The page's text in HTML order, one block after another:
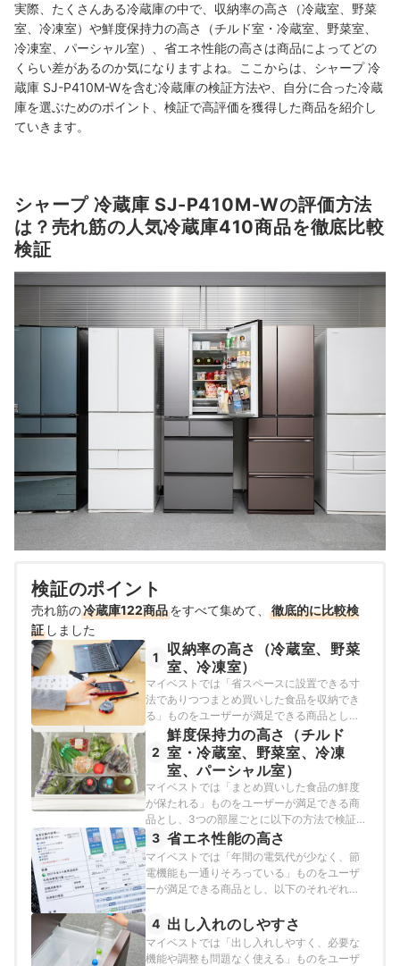
実際、たくさんある冷蔵庫の中で、収納率の高さ（冷蔵室、野菜
室、冷凍室）や鮮度保持力の高さ（チルド室・冷蔵室、野菜室、
冷凍室、パーシャル室）、省エネ性能の高さは商品によってどの
くらい差があるのか気になりますよね。ここからは、シャープ 冷
蔵庫 SJ-P410M-Wを含む冷蔵庫の検証方法や、自分に合った冷蔵
庫を選ぶためのポイント、検証で高評価を獲得した商品を紹介し
ていきます。
シャープ 冷蔵庫 SJ-P410M-Wの評価方法
は？売れ筋の人気冷蔵庫410商品を徹底比較
検証
検証のポイント
売れ筋の冷蔵庫122商品をすべて集めて、
徹底的に比較検
証 しました
1
収納率の高さ（冷蔵室、野菜
室、冷凍室）
マイベストでは「省スペースに設置できる寸
法でありつつまとめ買いした食品を収納でき
る」ものをユーザーが満足できる商品とし、
その基準を冷蔵室は33.5%、野菜室は13%、
冷凍室15%以上と定めて以下の方法で検証を
行いました。
2
鮮度保持力の高さ（チルド
室・冷蔵室、野菜室、冷凍
室、パーシャル室）
マイベストでは「まとめ買いした食品の鮮度
が保たれる」ものをユーザーが満足できる商
品とし、3つの部屋ごとに以下の方法で検証を
行いそれぞれ評価しました。
3 省エネ性能の高さ
マイベストでは「年間の電気代が少なく、節
電機能も一通りそろっている」ものをユーザ
ーが満足できる商品とし、以下のそれぞれの
ア化しました。
4 出し入れのしやすさ
マイベストでは「出し入れしやすく、必要な
機能や調整も問題なく使える」ものをユーザ